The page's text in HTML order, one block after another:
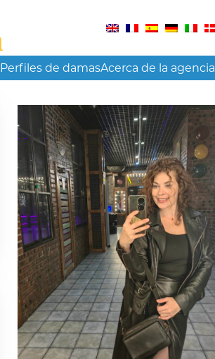
Perfiles de damasAcerca de la agencia